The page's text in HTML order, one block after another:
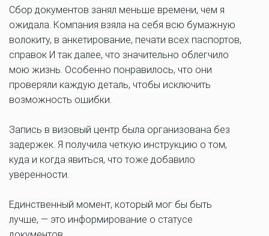
Сбор документов занял меньше времени, чем я
ожидала. Компания взяла на себя всю бумажную
волокиту, в анкетирование, печати всех паспортов,
справок И так далее, что значительно облегчило
мою жизнь. Особенно понравилось, что они
проверяли каждую деталь, чтобы исключить
возможность ошибки.
Запись в визовый центр была организована без
задержек. Я получила четкую инструкцию о том,
куда и когда явиться, что тоже добавило
уверенности.
Единственный момент, который мог бы быть
лучше, — это информирование о статусе